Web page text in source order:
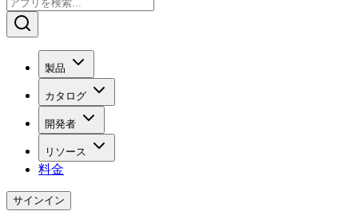
製品
カタログ
開発者
リソース
料金
サインイン